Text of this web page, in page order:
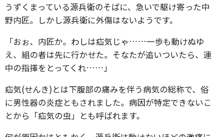
うずくまっている源兵衛のそばに、急いで駆け寄った中
野内匠。しかし源兵衛に外傷はないようです。
「おぉ、内匠か。わしは疝気じゃ……一歩も動けぬゆ
え、組の者は先に行かせた。そなたが追いついたら、連
中の指揮をとってくれ……」
疝気(せんき)とは下腹部の痛みを伴う病気の総称で、俗
に男性器の炎症ともされました。病因が特定できないこ
とから「疝気の虫」とも呼ばれます。